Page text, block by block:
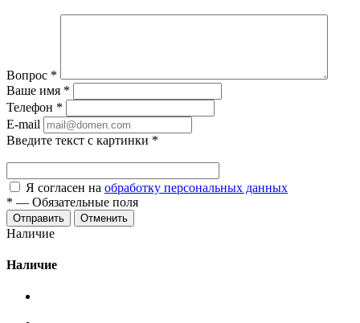
Вопрос *
Ваше имя *
Телефон *
E-mail
Введите текст с картинки *
Я согласен на обработку персональных данных
* — Обязательные поля
Отменить
Наличие
Наличие